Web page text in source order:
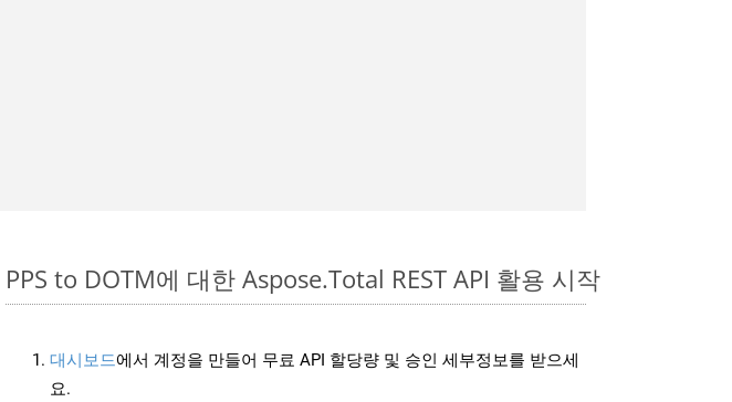
PPS to DOTM에 대한 Aspose.Total REST API 활용 시작
대시보드에서 계정을 만들어 무료 API 할당량 및 승인 세부정보를 받으세
요.